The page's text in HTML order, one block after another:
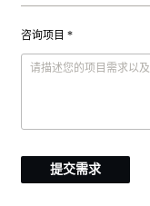
咨询项目 *
提交需求